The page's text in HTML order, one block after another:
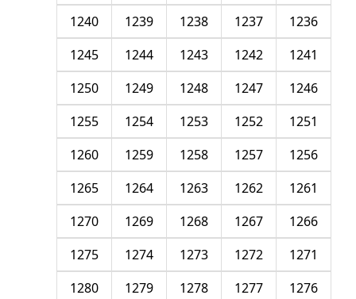
1236
1237
1238
1239
1240
1241
1242
1243
1244
1245
1246
1247
1248
1249
1250
1251
1252
1253
1254
1255
1256
1257
1258
1259
1260
1261
1262
1263
1264
1265
1266
1267
1268
1269
1270
1271
1272
1273
1274
1275
1276
1277
1278
1279
1280